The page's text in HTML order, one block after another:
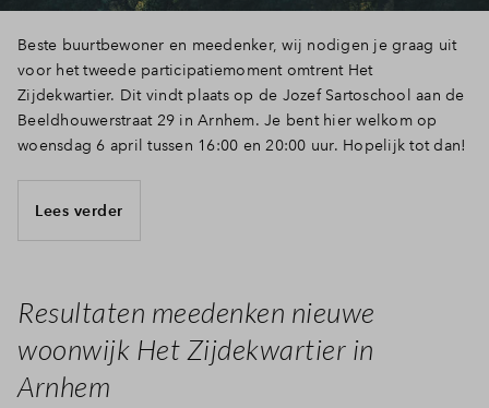
Beste buurtbewoner en meedenker, wij nodigen je graag uit
voor het tweede participatiemoment omtrent Het
Zijdekwartier. Dit vindt plaats op de Jozef Sartoschool aan de
Beeldhouwerstraat 29 in Arnhem. Je bent hier welkom op
woensdag 6 april tussen 16:00 en 20:00 uur. Hopelijk tot dan!
Lees verder
Resultaten meedenken nieuwe
woonwijk Het Zijdekwartier in
Arnhem